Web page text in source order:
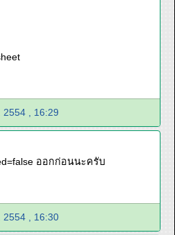
2554 , 16:29
ออกก่อนนะครับ
2554 , 16:30